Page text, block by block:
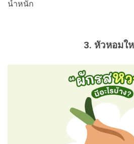
น้ำหนัก
3. หัวหอมใ